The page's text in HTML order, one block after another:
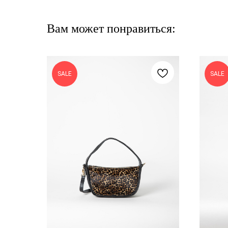
Вам может понравиться:
SALE SALE